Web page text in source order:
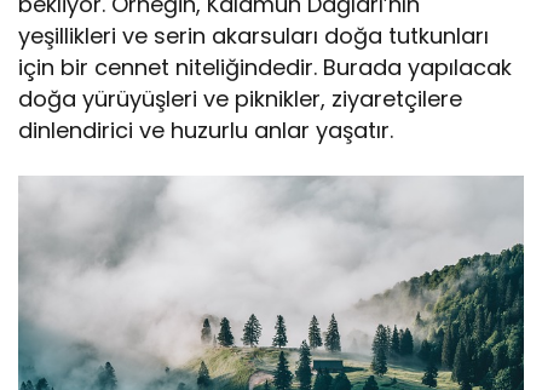
yeşillikleri ve serin akarsuları doğa tutkunları
için bir cennet niteliğindedir. Burada yapılacak
doğa yürüyüşleri ve piknikler, ziyaretçilere
dinlendirici ve huzurlu anlar yaşatır.